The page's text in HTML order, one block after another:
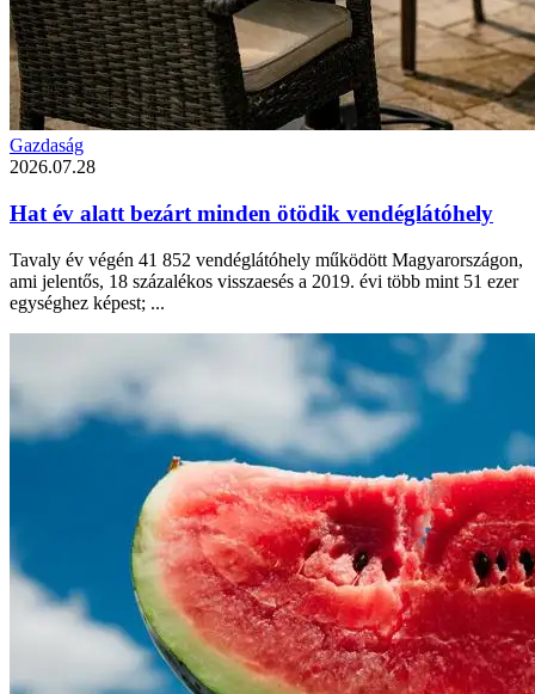
Gazdaság
2026.07.28
Hat év alatt bezárt minden ötödik vendéglátóhely
Tavaly év végén 41 852 vendéglátóhely működött Magyarországon,
ami jelentős, 18 százalékos visszaesés a 2019. évi több mint 51 ezer
egységhez képest; ...